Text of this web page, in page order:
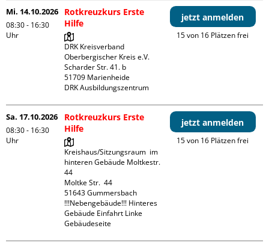
Mi. 14.10.2026
08:30 - 16:30
Uhr
Rotkreuzkurs Erste
Hilfe
DRK Kreisverband
Oberbergischer Kreis e.V.
Scharder Str. 41. b
51709 Marienheide
DRK Ausbildungszentrum
jetzt anmelden
15 von 16 Plätzen frei
Sa. 17.10.2026
08:30 - 16:30
Uhr
Rotkreuzkurs Erste
Hilfe
Kreishaus/Sitzungsraum  im
hinteren Gebäude Moltkestr.
44
Moltke Str.  44
51643 Gummersbach
!!!Nebengebäude!!! Hinteres
Gebäude Einfahrt Linke
Gebäudeseite
jetzt anmelden
15 von 16 Plätzen frei